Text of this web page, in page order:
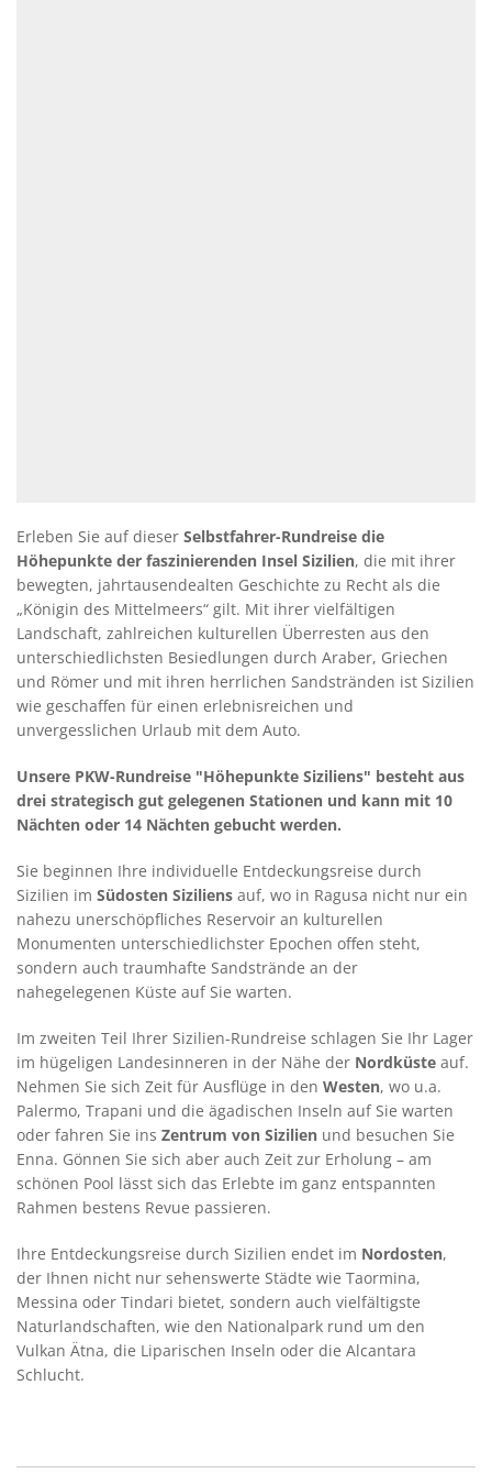
Erleben Sie auf dieser Selbstfahrer-Rundreise die
Höhepunkte der faszinierenden Insel Sizilien, die mit ihrer
bewegten, jahrtausendealten Geschichte zu Recht als die
„Königin des Mittelmeers“ gilt. Mit ihrer vielfältigen
Landschaft, zahlreichen kulturellen Überresten aus den
unterschiedlichsten Besiedlungen durch Araber, Griechen
und Römer und mit ihren herrlichen Sandstränden ist Sizilien
wie geschaffen für einen erlebnisreichen und
unvergesslichen Urlaub mit dem Auto.
Unsere PKW-Rundreise "Höhepunkte Siziliens" besteht aus
drei strategisch gut gelegenen Stationen und kann mit 10
Nächten oder 14 Nächten gebucht werden.
Sie beginnen Ihre individuelle Entdeckungsreise durch
Sizilien im Südosten Siziliens auf, wo in Ragusa nicht nur ein
nahezu unerschöpfliches Reservoir an kulturellen
Monumenten unterschiedlichster Epochen offen steht,
sondern auch traumhafte Sandstrände an der
nahegelegenen Küste auf Sie warten.
Im zweiten Teil Ihrer Sizilien-Rundreise schlagen Sie Ihr Lager
im hügeligen Landesinneren in der Nähe der Nordküste auf.
Nehmen Sie sich Zeit für Ausflüge in den Westen, wo u.a.
Palermo, Trapani und die ägadischen Inseln auf Sie warten
oder fahren Sie ins Zentrum von Sizilien und besuchen Sie
Enna. Gönnen Sie sich aber auch Zeit zur Erholung – am
schönen Pool lässt sich das Erlebte im ganz entspannten
Rahmen bestens Revue passieren.
Ihre Entdeckungsreise durch Sizilien endet im Nordosten,
der Ihnen nicht nur sehenswerte Städte wie Taormina,
Messina oder Tindari bietet, sondern auch vielfältigste
Naturlandschaften, wie den Nationalpark rund um den
Vulkan Ätna, die Liparischen Inseln oder die Alcantara
Schlucht.